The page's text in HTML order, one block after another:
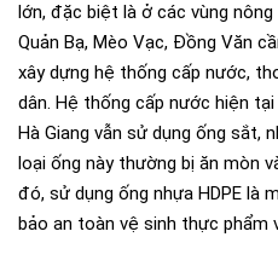
lớn, đặc biệt là ở các vùng
Quản Bạ, Mèo Vạc, Đồng Văn
xây dựng hệ thống cấp nước,
dân. Hệ thống cấp nước hiện
Hà Giang vẫn sử dụng ống sắt,
loại ống này thường bị ăn mòn
đó, sử dụng ống nhựa HDPE là
bảo an toàn vệ sinh thực phẩm